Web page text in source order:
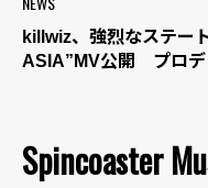
killwiz、強烈なステー
ASIA”MV公開 プロデ
Spincoaster